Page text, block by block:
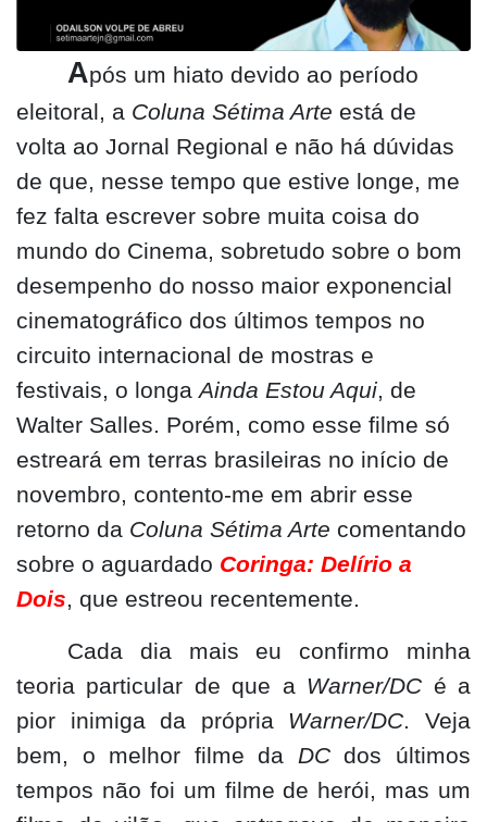
Após um hiato devido ao período
eleitoral, a Coluna Sétima Arte está de
volta ao Jornal Regional e não há dúvidas
de que, nesse tempo que estive longe, me
fez falta escrever sobre muita coisa do
mundo do Cinema, sobretudo sobre o bom
desempenho do nosso maior exponencial
cinematográfico dos últimos tempos no
circuito internacional de mostras e
festivais, o longaAinda Estou Aqui, de
Walter Salles. Porém, como esse filme só
estreará em terras brasileiras no início de
novembro, contento-me em abrir esse
retorno da Coluna Sétima Arte comentando
sobre o aguardado Coringa: Delírio a
Dois, que estreou recentemente.
Cada dia mais eu confirmo minha
teoria particular de que a Warner/DC é a
pior inimiga da própria Warner/DC. Veja
bem, o melhor filme da DCdos últimos
tempos não foi um filme de herói, mas um